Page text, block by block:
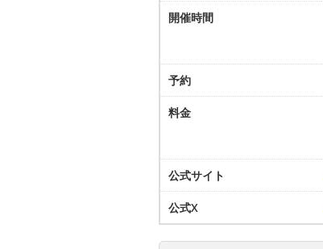
開催時間
予約
料金
公式サイト
公式X